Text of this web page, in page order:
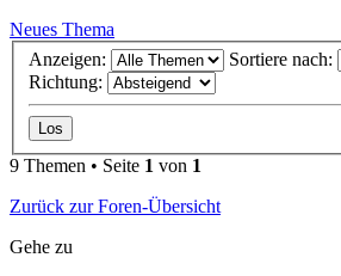
Neues Thema
Anzeigen:
Sortiere nach:
Richtung:
9 Themen • Seite 1 von 1
Zurück zur Foren-Übersicht
Gehe zu